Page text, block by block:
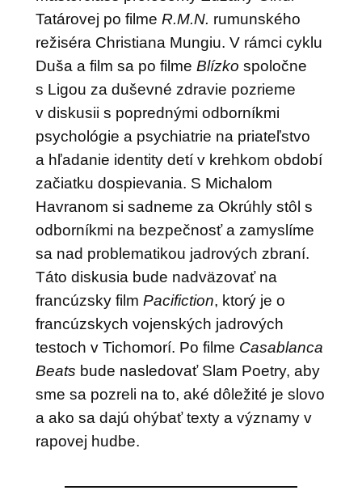
Tatárovej po filme R.M.N. rumunského
režiséra Christiana Mungiu. V rámci cyklu
Duša a film sa po filme Blízko spoločne
s Ligou za duševné zdravie pozrieme
v diskusii s poprednými odborníkmi
psychológie a psychiatrie na priateľstvo
a hľadanie identity detí v krehkom období
začiatku dospievania. S Michalom
Havranom si sadneme za Okrúhly stôl s
odborníkmi na bezpečnosť a zamyslíme
sa nad problematikou jadrových zbraní.
Táto diskusia bude nadväzovať na
francúzsky film Pacifiction, ktorý je o
francúzskych vojenských jadrových
testoch v Tichomorí. Po filme Casablanca
Beats bude nasledovať Slam Poetry, aby
sme sa pozreli na to, aké dôležité je slovo
a ako sa dajú ohýbať texty a významy v
rapovej hudbe.